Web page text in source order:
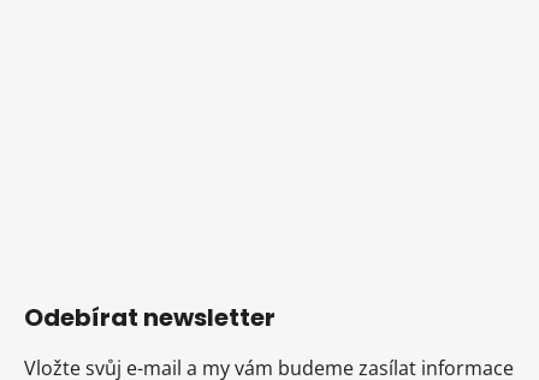
Odebírat newsletter
Vložte svůj e-mail a my vám budeme zasílat informace